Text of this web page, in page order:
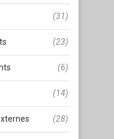
(31)
(23)
(6)
(14)
(28)